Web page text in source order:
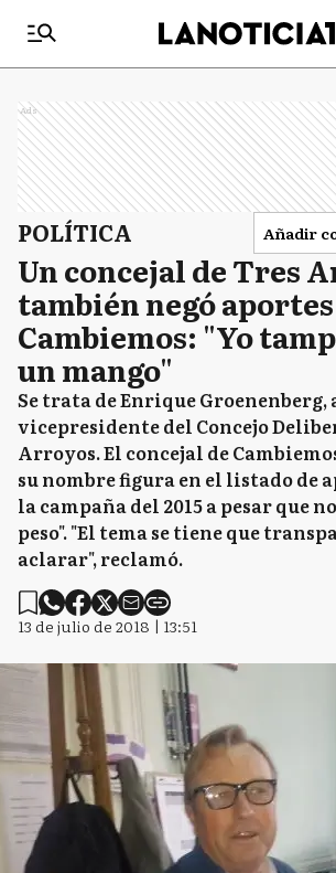
Ads
POLÍTICA Añadir
Un concejal de Tres
también negó
Cambiemos: "Yo
un mango"
Se trata de Enrique Groenenberg,
vicepresidente del Concejo
Arroyos. El concejal de
su nombre figura en el listado de
la campaña del 2015 a pesar que
peso". "El tema se tiene que
aclarar", reclamó.
13 de julio de 2018 | 13:51